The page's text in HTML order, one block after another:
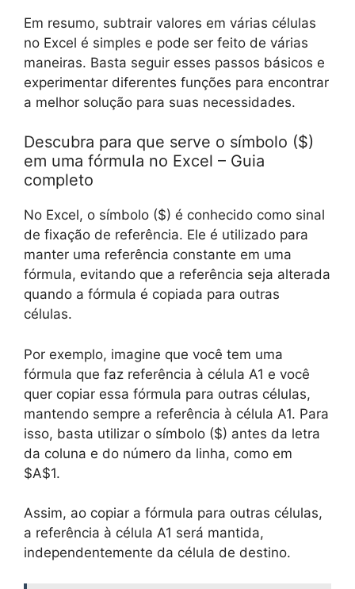
Em resumo, subtrair valores em várias células
no Excel é simples e pode ser feito de várias
maneiras. Basta seguir esses passos básicos e
experimentar diferentes funções para encontrar
a melhor solução para suas necessidades.
Descubra para que serve o símbolo ($)
em uma fórmula no Excel – Guia
completo
No Excel, o símbolo ($) é conhecido como sinal
de fixação de referência. Ele é utilizado para
manter uma referência constante em uma
fórmula, evitando que a referência seja alterada
quando a fórmula é copiada para outras
células.
Por exemplo, imagine que você tem uma
fórmula que faz referência à célula A1 e você
quer copiar essa fórmula para outras células,
mantendo sempre a referência à célula A1. Para
isso, basta utilizar o símbolo ($) antes da letra
da coluna e do número da linha, como em
$A$1.
Assim, ao copiar a fórmula para outras células,
a referência à célula A1 será mantida,
independentemente da célula de destino.